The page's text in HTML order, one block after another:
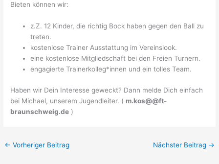
Kontakt
Vorstand
Trainingsplan Fussball
Bieten können wir:
z.Z. 12 Kinder, die richtig Bock haben gegen den Ball zu
treten.
kostenlose Trainer Ausstattung im Vereinslook.
eine kostenlose Mitgliedschaft bei den Freien Turnern.
engagierte Trainerkolleg*innen und ein tolles Team.
Haben wir Dein Interesse geweckt? Dann melde Dich einfach
bei Michael, unserem Jugendleiter. ( m.kos@@ft-
braunschweig.de )
← Vorheriger Beitrag Nächster Beitrag →